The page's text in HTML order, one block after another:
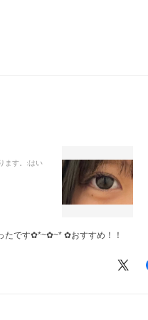
ます。 :はい
たです✿*~✿~* ✿おすすめ！！